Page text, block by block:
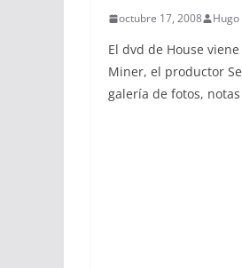
octubre 17, 2008
El dvd de House
Miner, el productor
galería de fotos,